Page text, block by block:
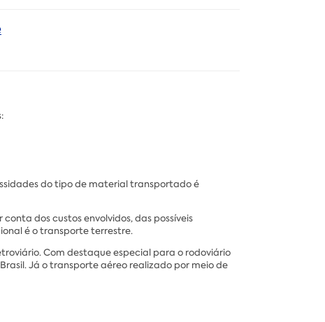
do tipo de material transportado é
dos custos envolvidos, das possíveis
é o transporte terrestre.
Com destaque especial para o rodoviário
Já o transporte aéreo realizado por meio de